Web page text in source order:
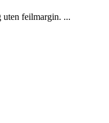
uten feilmargin. ...